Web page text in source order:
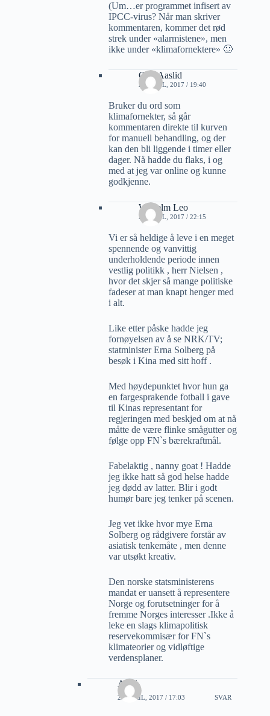
(Um…er programmet infisert av
IPCC-virus? Når man skriver
kommentaren, kommer det rød
strek under «alarmistene», men
ikke under «klimafornektere» 🙂
Geir Aaslid
27 APRIL, 2017 / 19:40
Bruker du ord som
klimafornekter, så går
kommentaren direkte til kurven
for manuell behandling, og der
kan den bli liggende i timer eller
dager. Nå hadde du flaks, i og
med at jeg var online og kunne
godkjenne.
Wilhelm Leo
27 APRIL, 2017 / 22:15
Vi er så heldige å leve i en meget
spennende og vanvittig
underholdende periode innen
vestlig politikk , herr Nielsen ,
hvor det skjer så mange politiske
fadeser at man knapt henger med
i alt.
Like etter påske hadde jeg
fornøyelsen av å se NRK/TV;
statminister Erna Solberg på
besøk i Kina med sitt hoff .
Med høydepunktet hvor hun ga
en fargesprakende fotball i gave
til Kinas representant for
regjeringen med beskjed om at nå
måtte de være flinke smågutter og
følge opp FN`s bærekraftmål.
Fabelaktig , nanny goat ! Hadde
jeg ikke hatt så god helse hadde
jeg dødd av latter. Blir i godt
humør bare jeg tenker på scenen.
Jeg vet ikke hvor mye Erna
Solberg og rådgivere forstår av
asiatisk tenkemåte , men denne
var utsøkt kreativ.
Den norske statsministerens
mandat er uansett å representere
Norge og forutsetninger for å
fremme Norges interesser .Ikke å
leke en slags klimapolitisk
reservekommisær for FN`s
klimateorier og vidløftige
verdensplaner.
Arild
27 APRIL, 2017 / 17:03 SVAR